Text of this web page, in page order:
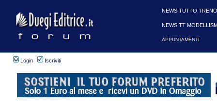
Login Iscriviti
NEWS TUTTO
NEWS TT
APPUNTAMENTI